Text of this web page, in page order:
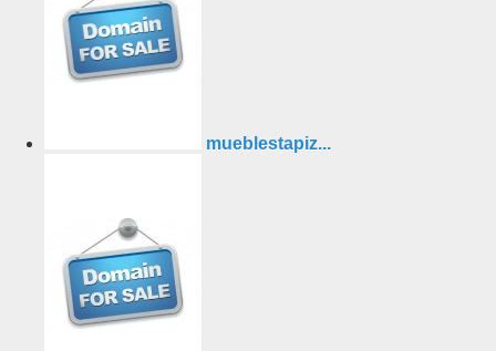
mueblestapiz...